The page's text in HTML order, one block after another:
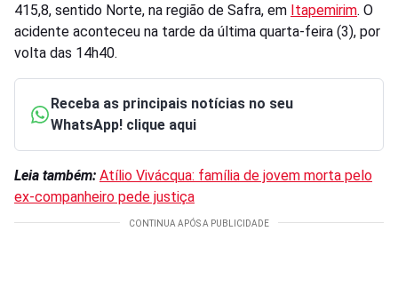
415,8, sentido Norte, na região de Safra, em Itapemirim. O
acidente aconteceu na tarde da última quarta-feira (3), por
volta das 14h40.
Receba as principais notícias no seu
WhatsApp! clique aqui
Leia também: Atílio Vivácqua: família de jovem morta pelo
ex-companheiro pede justiça